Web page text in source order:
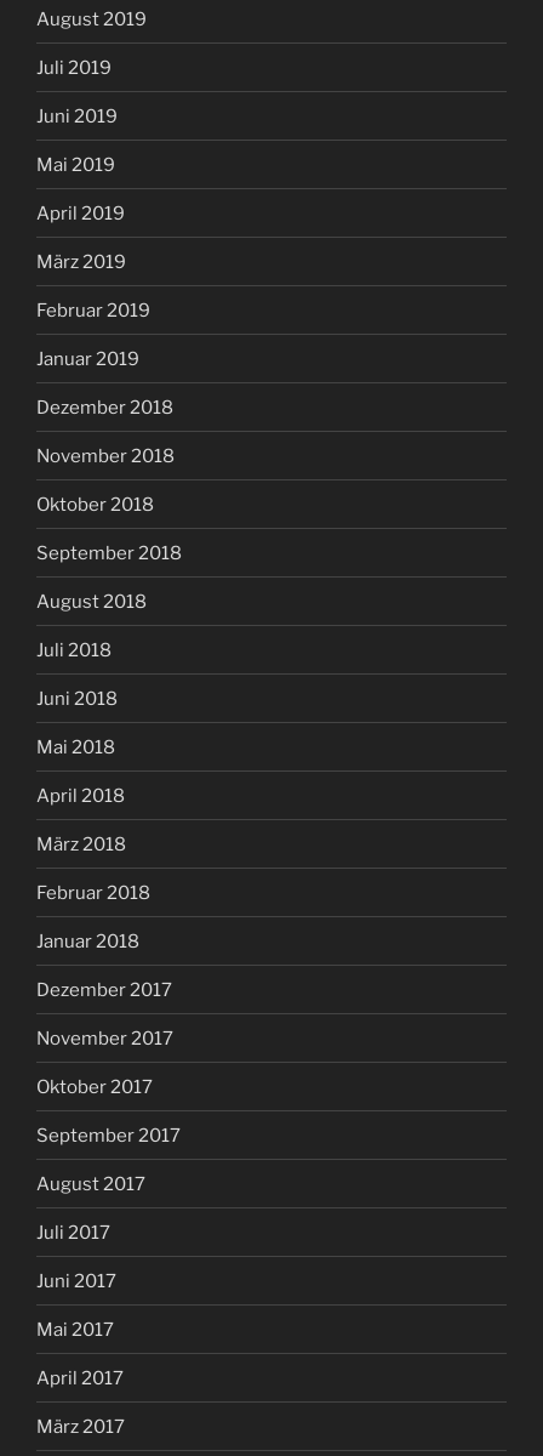
August 2019
Juli 2019
Juni 2019
Mai 2019
April 2019
März 2019
Februar 2019
Januar 2019
Dezember 2018
November 2018
Oktober 2018
September 2018
August 2018
Juli 2018
Juni 2018
Mai 2018
April 2018
März 2018
Februar 2018
Januar 2018
Dezember 2017
November 2017
Oktober 2017
September 2017
August 2017
Juli 2017
Juni 2017
Mai 2017
April 2017
März 2017